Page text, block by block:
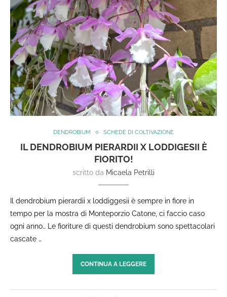
DENDROBIUM SCHEDE DI COLTIVAZIONE
IL DENDROBIUM PIERARDII X LODDIGESII È
FIORITO!
scritto da Micaela Petrilli
Il dendrobium pierardii x loddiggesii è sempre in fiore in
tempo per la mostra di Monteporzio Catone, ci faccio caso
ogni anno… Le fioriture di questi dendrobium sono spettacolari
cascate …
CONTINUA A LEGGERE